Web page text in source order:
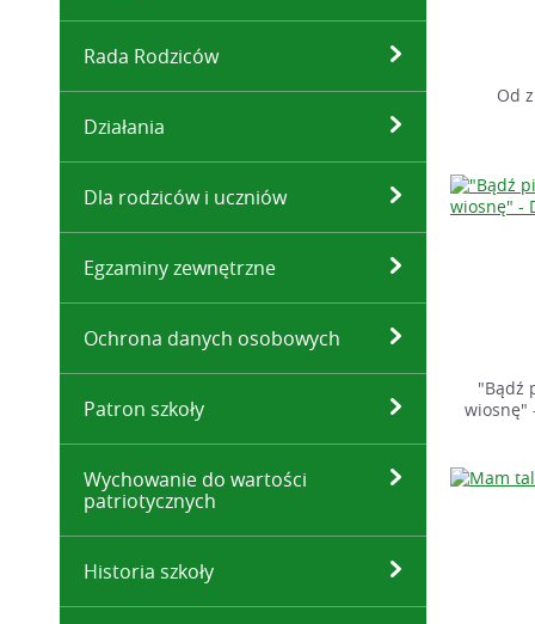
Rada Rodziców
Działania
Dla rodziców i uczniów
Egzaminy zewnętrzne
Ochrona danych osobowych
Patron szkoły
Wychowanie do wartości
patriotycznych
Historia szkoły
Od
"Bądź
wiosnę"